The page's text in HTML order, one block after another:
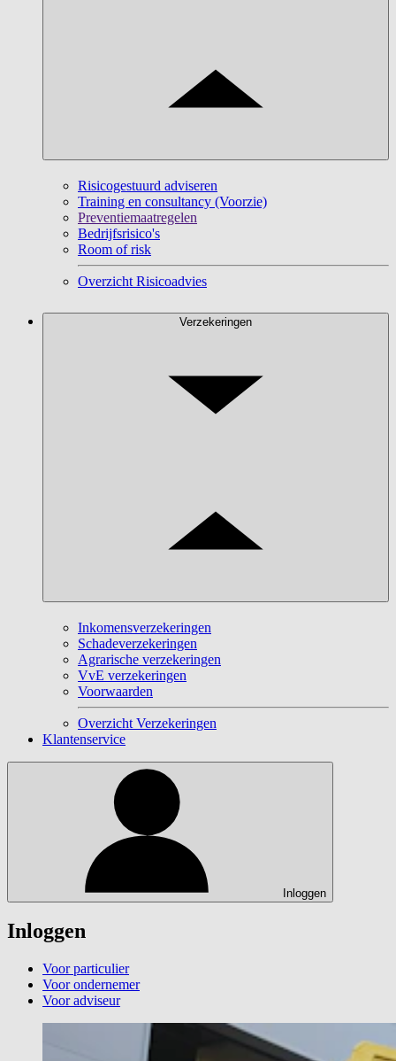
Risicogestuurd adviseren
Training en consultancy (Voorzie)
Preventiemaatregelen
Bedrijfsrisico's
Room of risk
Overzicht Risicoadvies
Verzekeringen
Inkomensverzekeringen
Schadeverzekeringen
Agrarische verzekeringen
VvE verzekeringen
Voorwaarden
Overzicht Verzekeringen
Klantenservice
Inloggen
Inloggen
Voor particulier
Voor ondernemer
Voor adviseur